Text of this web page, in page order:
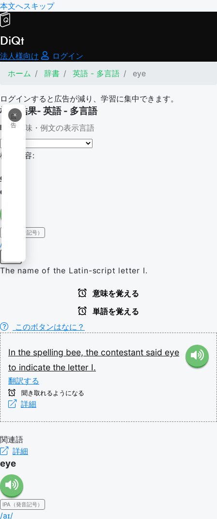
本文へスキップ
DiQt
法人様向け
ログイン
ホーム
辞書 英語 - 多言語 eye
ログインすると広告が減り、学習に集中できます。
×
広
告
検索結果- 英語 - 多言語
意味・例文の表示言語
検索内容:
eye
eye
IPA（発音記号）
/aɪ/
The name of the Latin-script letter I.
意味を覚える
単語を覚える
このボタンはなに？
In the spelling bee, the contestant said eye
to indicate the letter I.
翻訳する
聞き取れるようになる
詳細
関連語
詳細
eye
IPA（発音記号）
/aɪ/